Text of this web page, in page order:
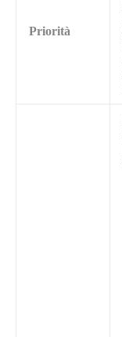
Priorità